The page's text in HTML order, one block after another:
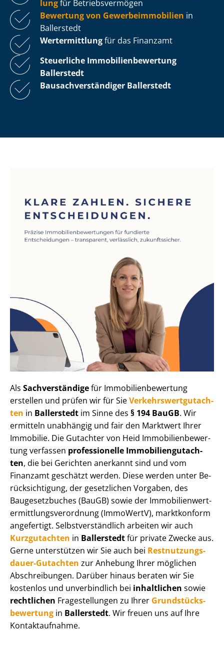
lungfür Be­triebs­ver­mö­gen
Bewertung von Ge­wer­be­im­mo­bi­li­en in
Ballerstedt
Wertermittlungfür das Finanzamt
Steuerliche Im­mo­bi­li­en­be­wer­tung
Ballerstedt
Bau­sach­ver­stän­di­ger Ballerstedt
Als Sachverständigefür Im­mo­bi­li­en­be­wer­tung
erstellen und prüfen wir für SieVer­kehrs­wert­gut­ach­
ten in Ballerstedt im Sinne des § 194 BauGB. Wir
ermitteln unabhängig und fair den Marktwert Ihrer
Immobilie. Die Gutachter von Heid Im­mo­bi­li­en­be­wer­
tung verfassen professionelle Im­mo­bi­li­en­gut­ach­
ten, die bei Gerichten anerkannt sind und vom
Finanzamt geschätzt werden. Diese werden unter Be­
rück­sich­ti­gung, der gesetzlichen Vorgaben, des
Baugesetzbuches (BauGB) sowie der Im­mo­bi­li­en­wert­
ermitt­lungs­ver­ord­nung (ImmoWertV), marktkonform
angefertigt. Selbst­ver­ständ­lich arbeiten wir auch
Kurzgutachten in Ballerstedtfür private Zwecke aus.
Gerne unterstützen wir Sie auch bei Rest­nut­zungs­
dau­er-Gutachten zur Anhebung Ihrer möglichen
Abschreibungen. Darüber hinaus beraten wir Sie
kostenlos und unverbindlich bei inhaltlichen sowie
rechtlichen Fragestellungen zu Ihrer Grund­stücks­
be­wer­tung in Ballerstedt. Wir freuen uns auf Ihre
Kontaktaufnahme.